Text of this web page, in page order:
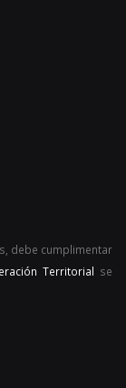
debe cumplimentar
Territorial se